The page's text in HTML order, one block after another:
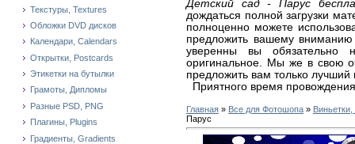
Текстуры, Textures
Обложки DVD дисков
Календари, Calendars
Открытки, Postcards
Этикетки на бутылки
Грамоты, Дипломы
Разные PSD, PNG
Плагины, Plugins
Градиенты, Gradients
Детский сад - Парус
дождаться полной загрузки
полноценно можете
предложить вашему
уверенны вы обязательно
оригинальное. Мы же в свою
предложить вам только
Приятного время
Главная » Все для Фотошопа »
Парус